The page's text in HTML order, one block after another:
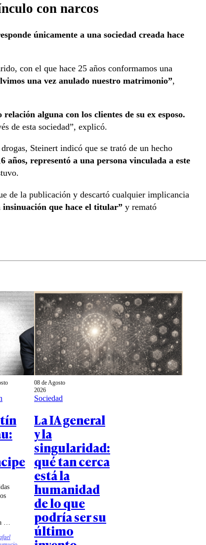
con narcos
únicamente a una sociedad creada hace
con el que hace 25 años conformamos una
una vez anulado nuestro matrimonio”,
relación alguna con los clientes de su ex esposo.
de esta sociedad”, explicó.
Steinert indicó que se trató de un hecho
años, representó a una persona vinculada a este
de la publicación y descartó cualquier implicancia
que hace el titular” y remató
08 de Agosto
2026
Sociedad
La IA general
y la
singularidad:
qué tan cerca
está la
humanidad
de lo que
podría ser su
último